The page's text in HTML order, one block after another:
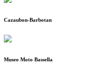
Cazaubon-Barbotan
Museo Moto Bassella